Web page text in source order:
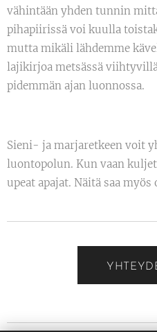
vähintään yhden tunnin
pihapiirissä voi kuulla
mutta mikäli lähdemme
lajikirjoa metsässä
pidemmän ajan luonnossa.
Sieni- ja marjaretkeen voit
luontopolun. Kun vaan
upeat apajat. Näitä saa myös